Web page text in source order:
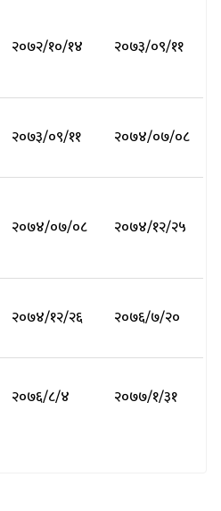
२०७२/१०/१४ २०७३/०९/११
२०७३/०९/११ २०७४/०७/०८
२०७४/०७/०८ २०७४/१२/२५
२०७४/१२/२६ २०७६/७/२०
२०७६/८/४ २०७७/१/३१